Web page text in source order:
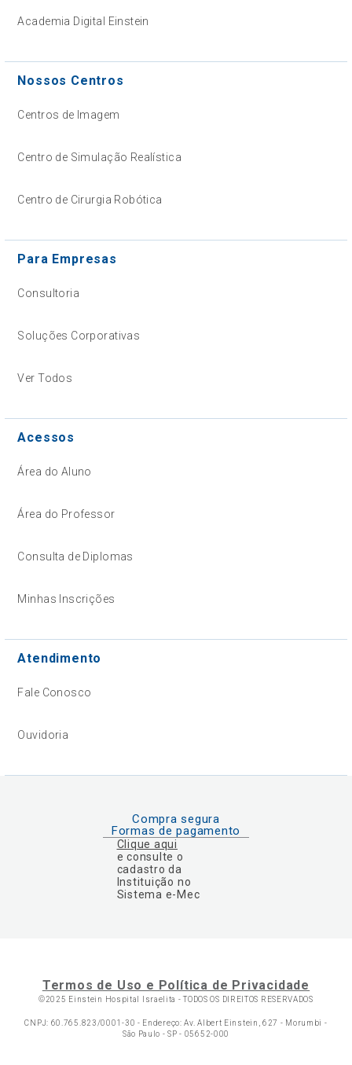
Academia Digital Einstein
Nossos Centros
Centros de Imagem
Centro de Simulação Realística
Centro de Cirurgia Robótica
Para Empresas
Consultoria
Soluções Corporativas
Ver Todos
Acessos
Área do Aluno
Área do Professor
Consulta de Diplomas
Minhas Inscrições
Atendimento
Fale Conosco
Ouvidoria
Compra segura
Formas de pagamento
Clique aqui
e consulte o
cadastro da
Instituição no
Sistema e-Mec
Termos de Uso e Política de Privacidade
©2025 Einstein Hospital Israelita -TODOS OS DIREITOS RESERVADOS
CNPJ: 60.765.823/0001-30 - Endereço: Av. Albert Einstein, 627 - Morumbi -
São Paulo - SP - 05652-000